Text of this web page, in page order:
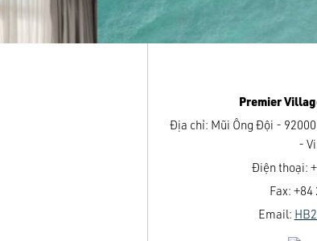
Premier
Địa chỉ: Mũi Ông Đội -
-
Điện thoại:
Fax: +84
Email: